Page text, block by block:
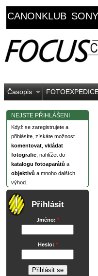
CANONKLUB
Časopis
NEJSTE PŘIHLÁŠENI
Když se zaregistrujete a
přihlásíte, získáte možnost
komentovat vkládat
fotografie , nahlížet do
katalogu fotoaparátů a
objektivů a mnoho dalších
výhod.
Přihlásit
Jméno: *
Heslo: *